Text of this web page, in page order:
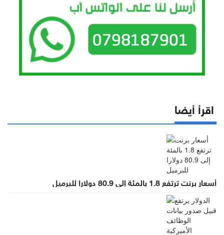
اقرأ أيضا
أسعار برنت ترتفع 1.8 بالمئة إلى 80.9 دولارا للبرميل